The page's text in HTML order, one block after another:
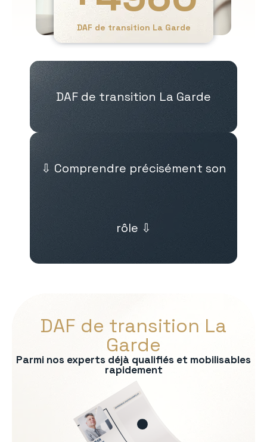
DAF de transition La Garde
DAF de transition La Garde
⇩ Comprendre précisément son
rôle ⇩
DAF de transition La
Garde
Parmi nos experts déjà qualifiés et mobilisables
rapidement